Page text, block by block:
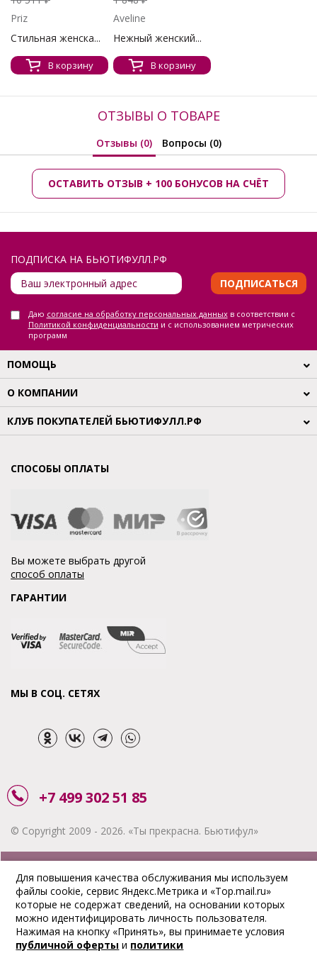
Priz
Стильная женска...
В корзину
Aveline
Нежный женский...
В корзину
ОТЗЫВЫ О ТОВАРЕ
Отзывы (0) Вопросы (0)
ОСТАВИТЬ ОТЗЫВ + 100 БОНУСОВ НА СЧЁТ
ПОДПИСКА НА БЬЮТИФУЛЛ.РФ
ПОДПИСАТЬСЯ
Даю согласие на обработку персональных данныхв соответствии с
Политикой конфиденциальности и с использованием метрических
программ
ПОМОЩЬ
О КОМПАНИИ
КЛУБ ПОКУПАТЕЛЕЙ БЬЮТИФУЛЛ.РФ
СПОСОБЫ ОПЛАТЫ
Вы можете выбрать другой
способ оплаты
ГАРАНТИИ
МЫ В СОЦ. СЕТЯХ
+7 499 302 51 85
© Copyright 2009 - 2026. «Ты прекрасна. Бьютифул»
АКЦИИ
ДОСТАВКА
ОПЛАТА
Для повышения качества обслуживания мы используем
файлы cookie, сервис Яндекс.Метрика и «Top.mail.ru»
которые не содержат сведений, на основании которых
можно идентифицировать личность пользователя.
Нажимая на кнопку «Принять», вы принимаете условия
публичной оферты и политики